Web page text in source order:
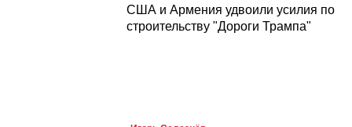
США и Армения удвоили усилия по
строительству "Дороги Трампа"